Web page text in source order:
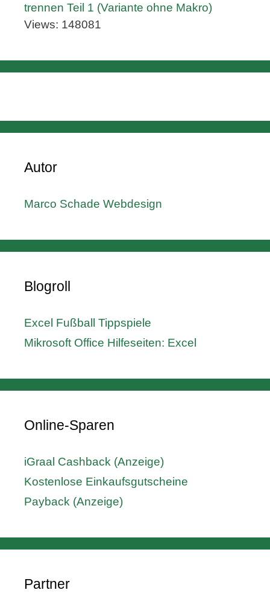
trennen Teil 1 (Variante ohne Makro)
Views: 148081
Autor
Marco Schade Webdesign
Blogroll
Excel Fußball Tippspiele
Mikrosoft Office Hilfeseiten: Excel
Online-Sparen
iGraal Cashback (Anzeige)
Kostenlose Einkaufsgutscheine
Payback (Anzeige)
Partner